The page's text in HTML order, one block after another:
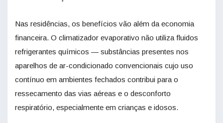
Nas residências, os benefícios vão além da economia
financeira. O climatizador evaporativo não utiliza fluidos
refrigerantes químicos — substâncias presentes nos
aparelhos de ar-condicionado convencionais cujo uso
contínuo em ambientes fechados contribui para o
ressecamento das vias aéreas e o desconforto
respiratório, especialmente em crianças e idosos.